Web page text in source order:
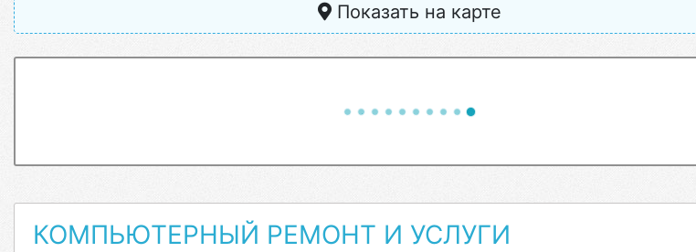
Показать на карте
КОМПЬЮТЕРНЫЙ РЕМОНТ И УСЛУГИ